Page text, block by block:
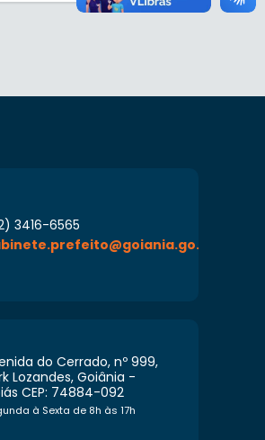
3416-6565
do Cerrado, nº 999,
Lozandes, Goiânia -
CEP: 74884-092
à Sexta de 8h às 17h